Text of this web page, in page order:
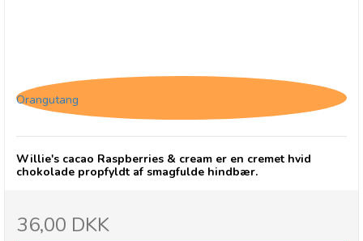
Orangutang
Willie's cacao Raspberries & cream er en cremet hvid
chokolade propfyldt af smagfulde hindbær.
36,00 DKK